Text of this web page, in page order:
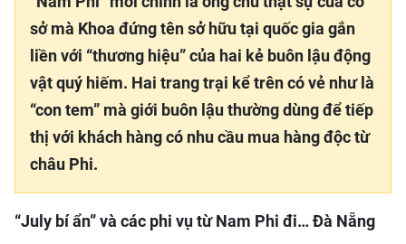
sở mà Khoa đứng tên sở hữu tại quốc gia gắn
liền với “thương hiệu” của hai kẻ buôn lậu động
vật quý hiếm. Hai trang trại kể trên có vẻ như là
“con tem” mà giới buôn lậu thường dùng để tiếp
thị với khách hàng có nhu cầu mua hàng độc từ
châu Phi.
“July bí ẩn” và các phi vụ từ Nam Phi đi… Đà Nẵng